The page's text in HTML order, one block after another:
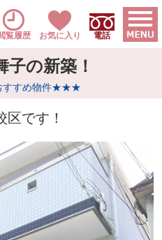
覧履歴 お気に入り 電話
子の新築！
すめ物件★★★
区です！